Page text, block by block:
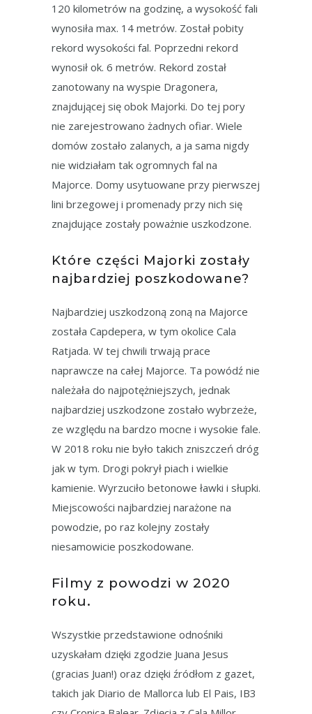
120 kilometrów na godzinę, a wysokość fali
wynosiła max. 14 metrów. Został pobity
rekord wysokości fal. Poprzedni rekord
wynosił ok. 6 metrów. Rekord został
zanotowany na wyspie Dragonera,
znajdującej się obok Majorki. Do tej pory
nie zarejestrowano żadnych ofiar. Wiele
domów zostało zalanych, a ja sama nigdy
nie widziałam tak ogromnych fal na
Majorce. Domy usytuowane przy pierwszej
lini brzegowej i promenady przy nich się
znajdujące zostały poważnie uszkodzone.
Które części Majorki zostały
najbardziej poszkodowane?
Najbardziej uszkodzoną zoną na Majorce
została Capdepera, w tym okolice Cala
Ratjada. W tej chwili trwają prace
naprawcze na całej Majorce. Ta powódź nie
należała do najpotężniejszych, jednak
najbardziej uszkodzone zostało wybrzeże,
ze względu na bardzo mocne i wysokie fale.
W 2018 roku nie było takich zniszczeń dróg
jak w tym. Drogi pokrył piach i wielkie
kamienie. Wyrzuciło betonowe ławki i słupki.
Miejscowości najbardziej narażone na
powodzie, po raz kolejny zostały
niesamowicie poszkodowane.
Filmy z powodzi w 2020
roku.
Wszystkie przedstawione odnośniki
uzyskałam dzięki zgodzie Juana Jesus
(gracias Juan!) oraz dzięki źródłom z gazet,
takich jak Diario de Mallorca lub El Pais, IB3